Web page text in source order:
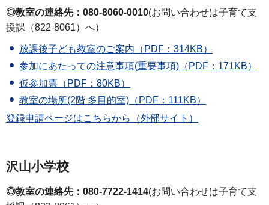
◎教室の連絡先：080-8060-0010(お問い合わせは子育て支
援課（822-8061）へ）
放課後子ども教室のご案内（PDF：314KB）
参加にあたっての注意事項(重要事項)（PDF：171KB）
仮参加票（PDF：80KB）
教室の場所(2階 多目的室)（PDF：111KB）
登録申請ページはこちらから（外部サイト）
沢山小学校
◎教室の連絡先：080-7722-1414(お問い合わせは子育て支